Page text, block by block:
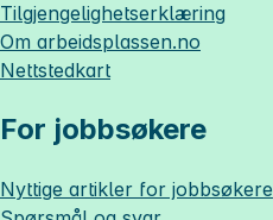
Tilgjengelighetserklæring
Om arbeidsplassen.no
Nettstedkart
For jobbsøkere
Nyttige artikler for jobbsøkere